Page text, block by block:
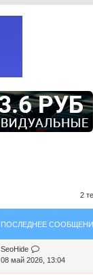
2
ПОСЛЕДНЕЕ
SeoHide
08 май 2026, 13:04